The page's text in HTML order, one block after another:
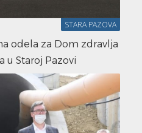
STARA PAZOVA
odela za Dom zdravlja
u Staroj Pazovi